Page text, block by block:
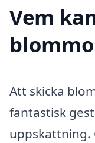
Vem
Att skicka
fantastisk
uppskattning.